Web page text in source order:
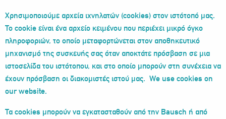
Χρησιμοποιούμε αρχεία ιχνηλατών (cookies) στον ιστότοπό μας.
Το cookie είναι ένα αρχείο κειμένου που περιέχει μικρό όγκο
πληροφοριών, το οποίο μεταφορτώνεται στον αποθηκευτικό
μηχανισμό της συσκευής σας όταν αποκτάτε πρόσβαση σε μια
ιστοσελίδα του ιστότοπου, και στο οποίο μπορούν στη συνέχεια να
έχουν πρόσβαση οι διακομιστές ιστού μας. We use cookies on
our website.
Τα cookies μπορούν να εγκατασταθούν από την Bausch ή από